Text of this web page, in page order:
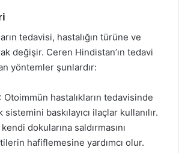
tedavisi, hastalığın türüne ve
değişir. Ceren Hindistan’ın tedavi
yöntemler şunlardır:
hastalıkların tedavisinde
sistemini baskılayıcı ilaçlar kullanılır.
dokularına saldırmasını
hafiflemesine yardımcı olur.